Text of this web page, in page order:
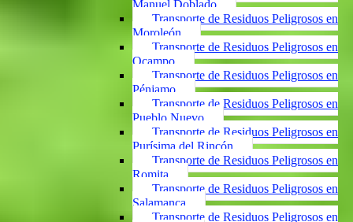
Manuel Doblado
Transporte de Residuos Peligrosos en
Moroleón
Transporte de Residuos Peligrosos en
Ocampo
Transporte de Residuos Peligrosos en
Pénjamo
Transporte de Residuos Peligrosos en
Pueblo Nuevo
Transporte de Residuos Peligrosos en
Purísima del Rincón
Transporte de Residuos Peligrosos en
Romita
Transporte de Residuos Peligrosos en
Salamanca
Transporte de Residuos Peligrosos en